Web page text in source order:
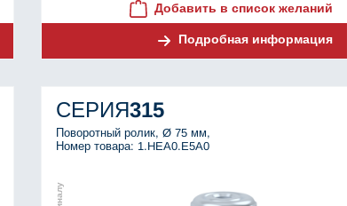
Добавить в список желаний
Подробная информация
СЕРИЯ315
Поворотный ролик, Ø 75 мм,
Номер товара: 1.HEA0.E5A0